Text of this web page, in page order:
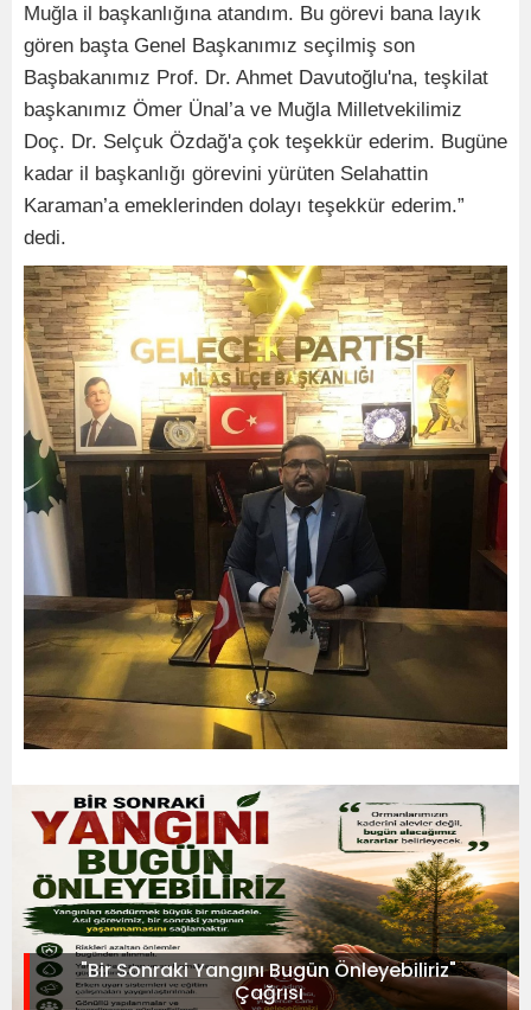
Muğla il başkanlığına atandım. Bu görevi bana layık
gören başta Genel Başkanımız seçilmiş son
Başbakanımız Prof. Dr. Ahmet Davutoğlu'na, teşkilat
başkanımız Ömer Ünal’a ve Muğla Milletvekilimiz
Doç. Dr. Selçuk Özdağ'a çok teşekkür ederim. Bugüne
kadar il başkanlığı görevini yürüten Selahattin
Karaman’a emeklerinden dolayı teşekkür ederim.”
dedi.
"Bir Sonraki Yangını Bugün Önleyebiliriz"
Çağrısı